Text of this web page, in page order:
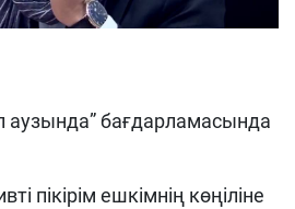
аузында” бағдарламасында
пікірім ешкімнің көңіліне